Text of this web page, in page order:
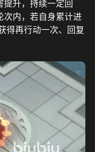
提升，持续一定回
次内，若自身累计进
得再行动一次、回复